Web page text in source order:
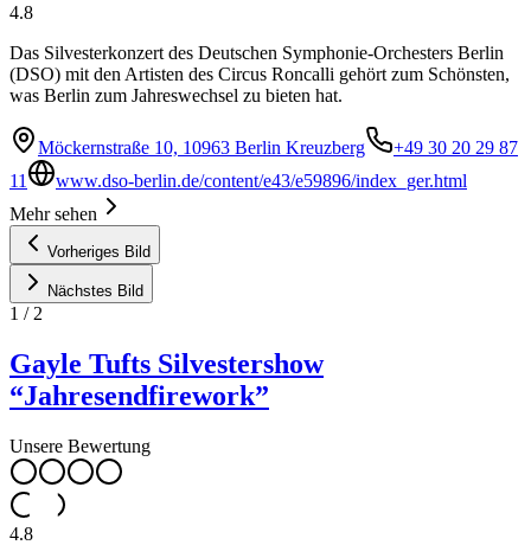
4.8
Das Silvesterkonzert des Deutschen Symphonie-Orchesters Berlin
(DSO) mit den Artisten des Circus Roncalli gehört zum Schönsten,
was Berlin zum Jahreswechsel zu bieten hat.
Möckernstraße 10, 10963 Berlin Kreuzberg
+49 30 20 29 87
11
www.dso-berlin.de/content/e43/e59896/index_ger.html
Mehr sehen
Vorheriges Bild
Nächstes Bild
1 / 2
Gayle Tufts Silvestershow
“Jahresendfirework”
Unsere Bewertung
4.8